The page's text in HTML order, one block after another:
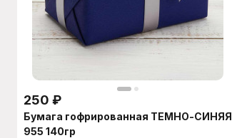
250 ₽
Бумага гофрированная ТЕМНО-СИНЯЯ
955 140гр